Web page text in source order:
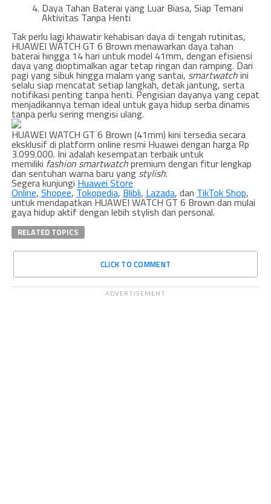
Daya Tahan Baterai yang Luar Biasa, Siap Temani
Aktivitas Tanpa Henti
Tak perlu lagi khawatir kehabisan daya di tengah rutinitas,
HUAWEI WATCH GT 6 Brown menawarkan daya tahan
baterai hingga 14 hari untuk model 41mm, dengan efisiensi
daya yang dioptimalkan agar tetap ringan dan ramping. Dari
pagi yang sibuk hingga malam yang santai, smartwatchini
selalu siap mencatat setiap langkah, detak jantung, serta
notifikasi penting tanpa henti. Pengisian dayanya yang cepat
menjadikannya teman ideal untuk gaya hidup serba dinamis
tanpa perlu sering mengisi ulang.
HUAWEI WATCH GT 6 Brown (41mm) kini tersedia secara
eksklusif di platform online resmi Huawei dengan harga Rp
3.099.000. Ini adalah kesempatan terbaik untuk
memiliki fashion smartwatchpremium dengan fitur lengkap
dan sentuhan warna baru yang stylish.
Segera kunjungi Huawei Store
Online, Shopee, Tokopedia,Blibli, Lazada, dan TikTok Shop,
untuk mendapatkan HUAWEI WATCH GT 6 Brown dan mulai
gaya hidup aktif dengan lebih stylish dan personal.
RELATED TOPICS
CLICK TO COMMENT
ADVERTISEMENT